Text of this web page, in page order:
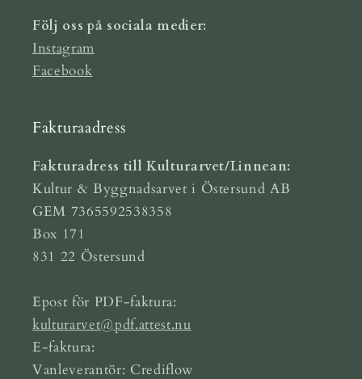
Följ oss på sociala medier:
Instagram
Facebook
Fakturaadress
Fakturadress till Kulturarvet/Linnean:
Kultur & Byggnadsarvet i Östersund AB
GEM 7365592538358
Box 171
831 22 Östersund
Epost för PDF-faktura:
kulturarvet@pdf.attest.nu
E-faktura:
Vanleverantör: Crediflow